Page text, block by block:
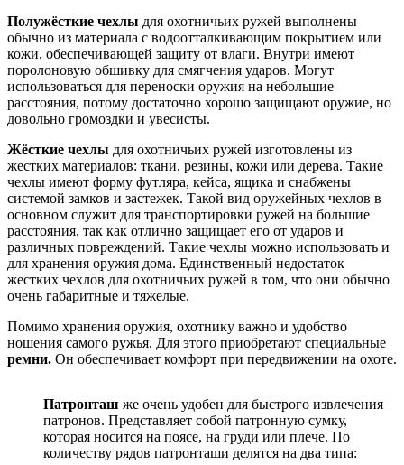
Полужёсткие чехлы для охотничьих ружей выполнены
обычно из материала с водоотталкивающим покрытием или
кожи, обеспечивающей защиту от влаги. Внутри имеют
поролоновую обшивку для смягчения ударов. Могут
использоваться для переноски оружия на небольшие
расстояния, потому достаточно хорошо защищают оружие, но
довольно громоздки и увесисты.
Жёсткие чехлы для охотничьих ружей изготовлены из
жестких материалов: ткани, резины, кожи или дерева. Такие
чехлы имеют форму футляра, кейса, ящика и снабжены
системой замков и застежек. Такой вид оружейных чехлов в
основном служит для транспортировки ружей на большие
расстояния, так как отлично защищает его от ударов и
различных повреждений. Такие чехлы можно использовать и
для хранения оружия дома. Единственный недостаток
жестких чехлов для охотничьих ружей в том, что они обычно
очень габаритные и тяжелые.
Помимо хранения оружия, охотнику важно и удобство
ношения самого ружья. Для этого приобретают специальные
ремни. Он обеспечивает комфорт при передвижении на охоте.
Патронташ же очень удобен для быстрого извлечения
патронов. Представляет собой патронную сумку,
которая носится на поясе, на груди или плече. По
количеству рядов патронташи делятся на два типа: